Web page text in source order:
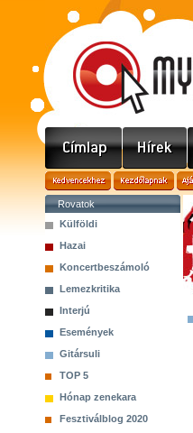
Rovatok
Külföldi
Hazai
Koncertbeszámoló
Lemezkritika
Interjú
Események
Gitársuli
TOP 5
Hónap zenekara
Fesztiválblog 2020